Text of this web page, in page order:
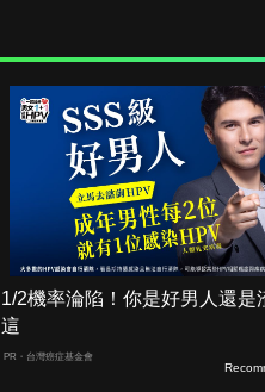
1/2機率淪陷！你是好男人還是
這
PR・台灣癌症基金會